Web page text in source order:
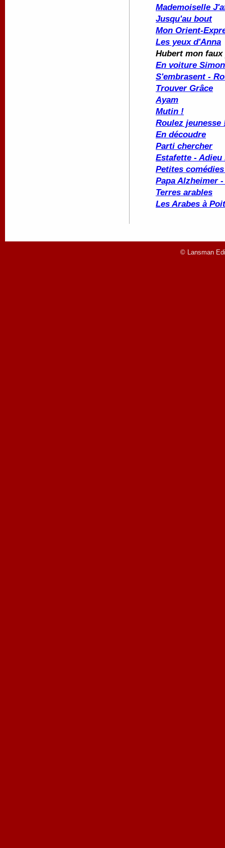
Mademoiselle
Jusqu'au bout
Mon Orient-
Les yeux d'Anna
Hubert mon
En voiture
S'embrasent -
Trouver Grâce
Ayam
Mutin !
Roulez jeunesse
En découdre
Parti chercher
Estafette - Adieu
Petites
Papa Alzheimer
Terres arables
Les Arabes à
© Lansman